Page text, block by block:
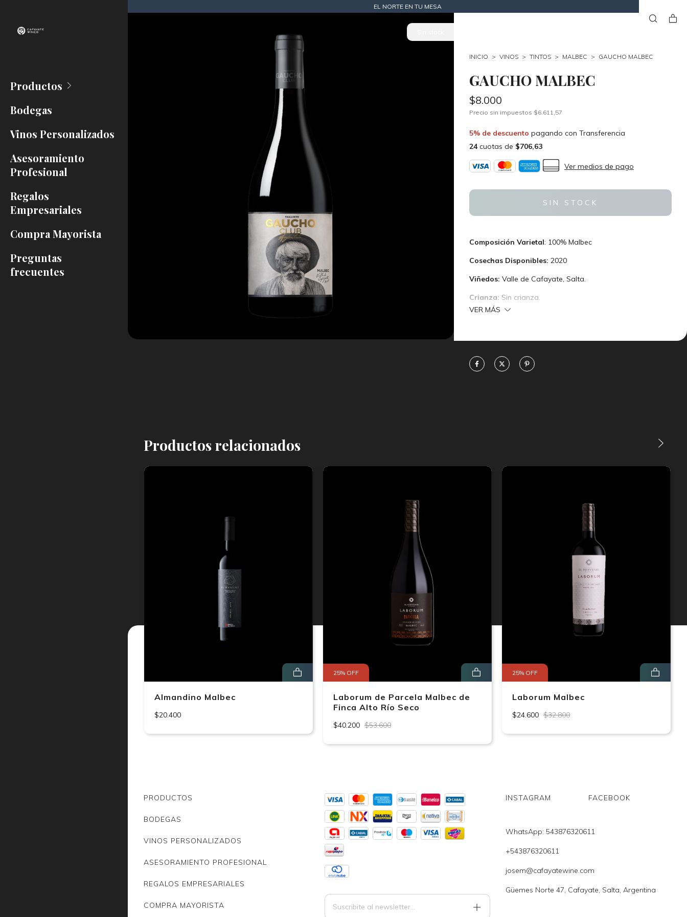
Productos
Bodegas
Vinos Personalizados
Asesoramiento
Profesional
Regalos
Empresariales
Compra Mayorista
Preguntas
frecuentes
EL NORTE EN TU MESA
INICIO > VINOS > TINTOS > MALBEC > GAUCHO MALBEC
GAUCHO MALBEC
$8.000
Precio sin impuestos $6.611,57
5% de descuento pagando con Transferencia
24cuotas de $706,63
Ver medios de pago
Composición Varietal: 100% Malbec
Cosechas Disponibles:2020
Viñedos:Valle de Cafayate, Salta.
Crianza: Sin crianza.
agradable.
VER MÁS
Productos relacionados
Almandino Malbec
$20.400
25% OFF
Laborum de Parcela Malbec de
Finca Alto Río Seco
$40.200 $53.600
25% OFF
Laborum Malbec
$24.600 $32.800
PRODUCTOS
BODEGAS
VINOS PERSONALIZADOS
ASESORAMIENTO PROFESIONAL
REGALOS EMPRESARIALES
COMPRA MAYORISTA
INSTAGRAM FACEBOOK
WhatsApp: 543876320611
+543876320611
josem@cafayatewine.com
Güemes Norte 47, Cafayate, Salta, Argentina